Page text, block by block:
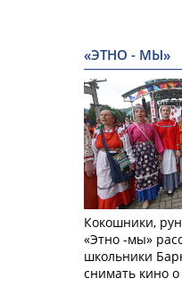
«ЭТНО - МЫ»
Кокошники,
«Этно -мы»
школьники
снимать кино